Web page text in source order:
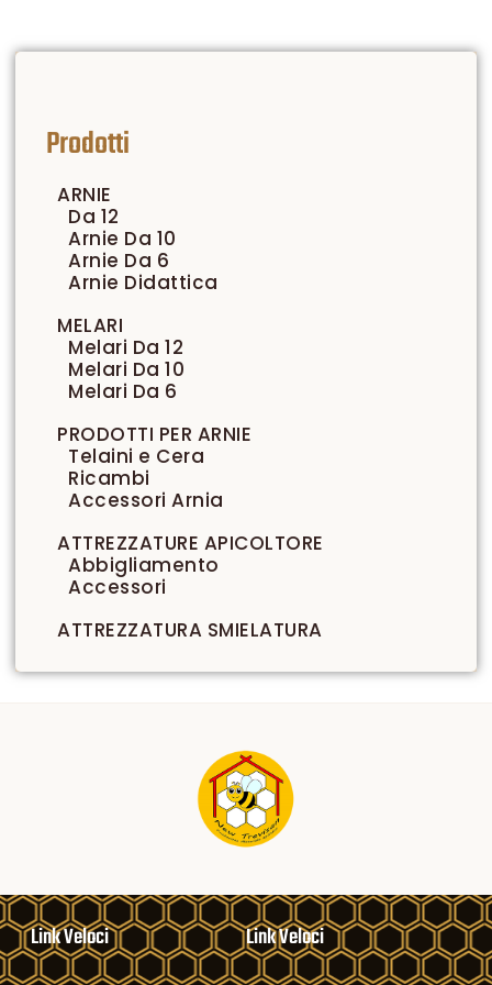
Prodotti
ARNIE
Da 12
Arnie Da 10
Arnie Da 6
Arnie Didattica
MELARI
Melari Da 12
Melari Da 10
Melari Da 6
PRODOTTI PER ARNIE
Telaini e Cera
Ricambi
Accessori Arnia
ATTREZZATURE APICOLTORE
Abbigliamento
Accessori
ATTREZZATURA SMIELATURA
Link Veloci Link Veloci